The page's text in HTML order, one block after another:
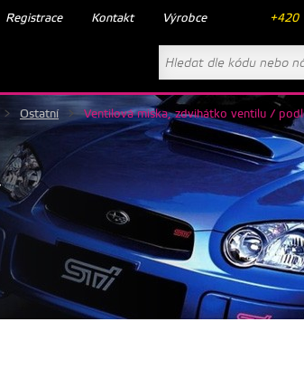
Registrace Kontakt Výrobce +420
> Ostatní > Ventilová miska, zdvihátko ventilu /